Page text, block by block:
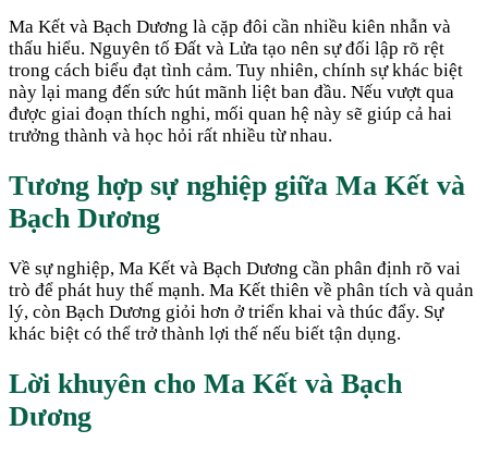
Ma Kết và Bạch Dương là cặp đôi cần nhiều kiên nhẫn và
thấu hiểu. Nguyên tố Đất và Lửa tạo nên sự đối lập rõ rệt
trong cách biểu đạt tình cảm. Tuy nhiên, chính sự khác biệt
này lại mang đến sức hút mãnh liệt ban đầu. Nếu vượt qua
được giai đoạn thích nghi, mối quan hệ này sẽ giúp cả hai
trưởng thành và học hỏi rất nhiều từ nhau.
Tương hợp sự nghiệp giữa Ma Kết và
Bạch Dương
Về sự nghiệp, Ma Kết và Bạch Dương cần phân định rõ vai
trò để phát huy thế mạnh. Ma Kết thiên về phân tích và quản
lý, còn Bạch Dương giỏi hơn ở triển khai và thúc đẩy. Sự
khác biệt có thể trở thành lợi thế nếu biết tận dụng.
Lời khuyên cho Ma Kết và Bạch
Dương